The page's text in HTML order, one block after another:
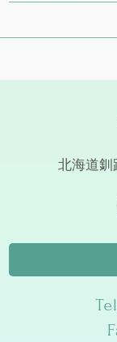
北海道釧